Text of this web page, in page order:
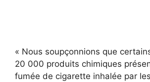
« Nous soupçonnions que
20 000 produits chimiques
fumée de cigarette inhalée par